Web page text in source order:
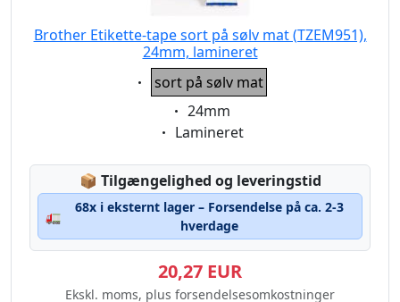
Brother Etikette-tape sort på sølv mat (TZEM951),
24mm, lamineret
Eigenschaft:
sort på sølv mat
Eigenschaft:
24mm
Eigenschaft:
Lamineret
📦 Lagerstatus:
Tilgængelighed og leveringstid
🚛
68x i eksternt lager – Forsendelse på ca. 2-3
hverdage
20,27 EUR
Ekskl. moms, plus forsendelsesomkostninger